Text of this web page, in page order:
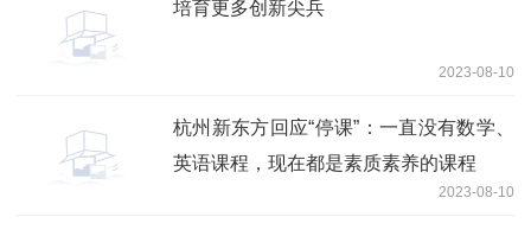
培育更多创新尖兵
2023-08-10
杭州新东方回应“停课”：一直没有数学、
英语课程，现在都是素质素养的课程
2023-08-10